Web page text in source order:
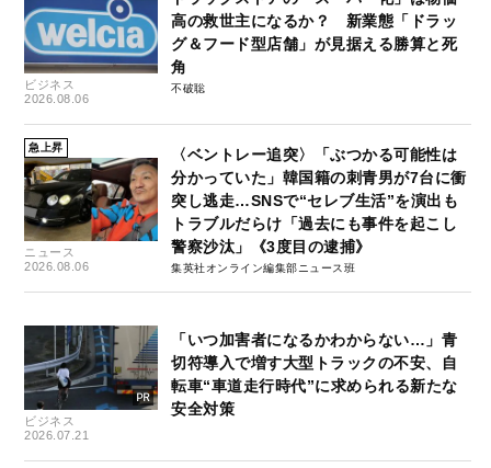
ビジネス
2026.08.06
高の救世主になるか？ 新業態「ドラッ
グ＆フード型店舗」が見据える勝算と死
角
不破聡
急上昇
ニュース
2026.08.06
〈ベントレー追突〉「ぶつかる可能性は
分かっていた」韓国籍の刺青男が7台に衝
突し逃走…SNSで“セレブ生活”を演出も
トラブルだらけ「過去にも事件を起こし
警察沙汰」《3度目の逮捕》
集英社オンライン編集部ニュース班
ビジネス
2026.07.21
「いつ加害者になるかわからない…」青
切符導入で増す大型トラックの不安、自
転車“車道走行時代”に求められる新たな
安全対策